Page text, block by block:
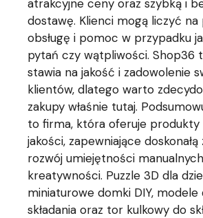
atrakcyjne ceny oraz szybką i
dostawę. Klienci mogą liczyć
obsługę i pomoc w przypadku
pytań czy wątpliwości. Shop36
stawia na jakość i zadowolenie
klientów, dlatego warto
zakupy właśnie tutaj.
to firma, która oferuje produkty
jakości, zapewniające
rozwój umiejętności
kreatywności. Puzzle 3D dla
miniaturowe domki DIY,
składania oraz tor kulkowy do